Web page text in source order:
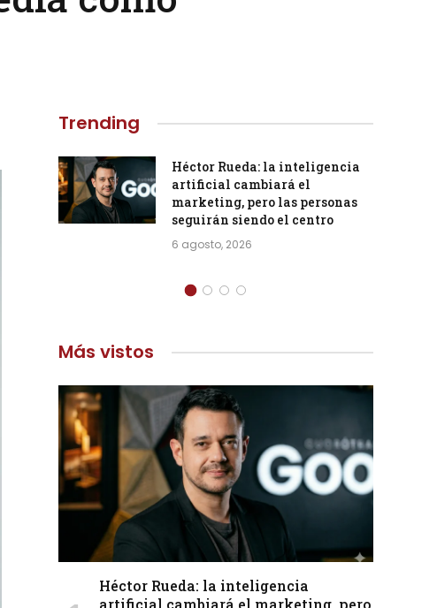
Trending
Héctor Rueda: la inteligencia
artificial cambiará el
marketing, pero las personas
seguirán siendo el centro
6 agosto, 2026
Más vistos
Héctor Rueda: la inteligencia